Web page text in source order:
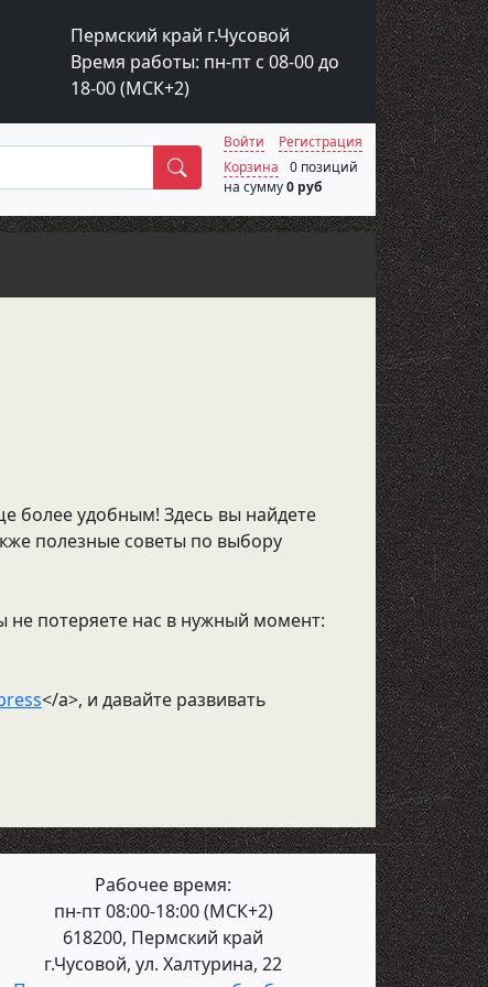
Пермский край г.Чусовой
Время работы: пн-пт с 08-00 до
18-00 (МСК+2)
Поиск
Войти
Регистрация
Корзина
0 позиций
на сумму0 руб
более удобным! Здесь вы найдете
полезные советы по выбору
не потеряете нас в нужный момент:
</a>, и давайте развивать
Рабочее время:
пн-пт 08:00-18:00 (МСК+2)
618200, Пермский край
г.Чусовой, ул. Халтурина, 22